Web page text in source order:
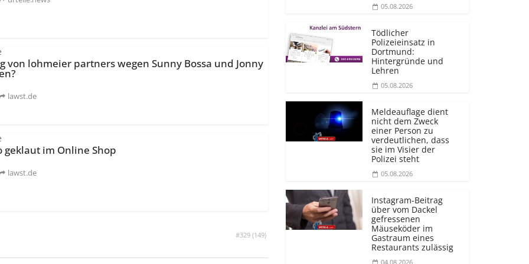
#329 (149)
von lohmeier partners wegen Sunny Bossa und Jonny
lawst.de
geklaut im Online Shop
lawst.de
05.08.2026
Tödlicher
Polizeieinsatz in
Dortmund:
Hintergründe und
Lehren
05.08.2026
Meldeauflage dient
nicht dem Zweck
einer Person zu
verdeutlichen, dass
sie im Visier der
Polizei steht
05.08.2026
Instagram-Beitrag
über vom Dackel
gefressenen
Mäuseköder im
Gastraum eines
Restaurants zulässig
04.08.2026